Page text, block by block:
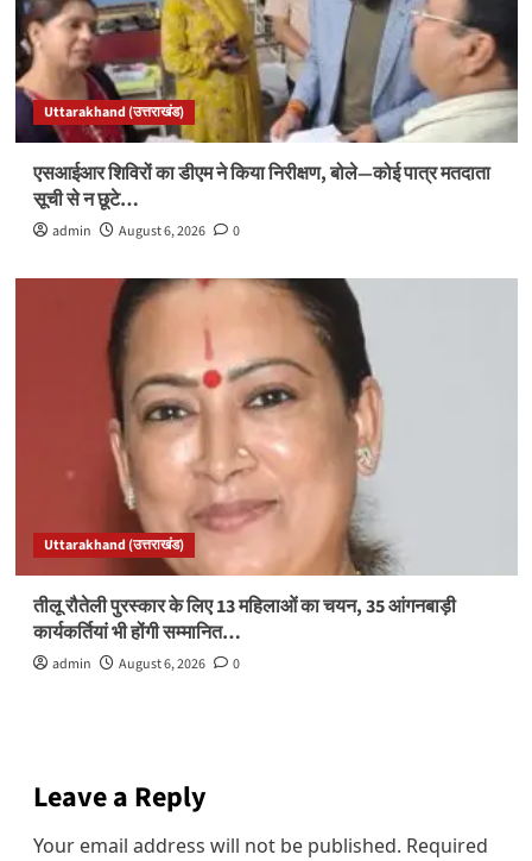
Uttarakhand (उत्तराखंड)
एसआईआर शिविरों का डीएम ने किया निरीक्षण, बोले—कोई पात्र मतदाता
सूची से न छूटे…
admin August 6, 2026 0
Uttarakhand (उत्तराखंड)
तीलू रौतेली पुरस्कार के लिए 13 महिलाओं का चयन, 35 आंगनबाड़ी
कार्यकर्तियां भी होंगी सम्मानित…
admin August 6, 2026 0
Leave a Reply
Your email address will not be published. Required